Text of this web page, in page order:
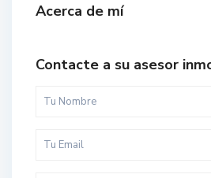
Acerca de mí
Contacte a su asesor